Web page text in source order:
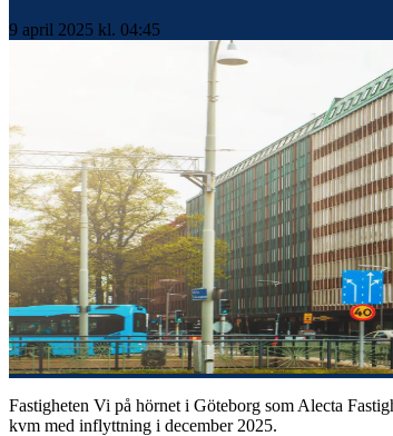
9 april 2025 kl. 04:45
Fastigheten Vi på hörnet i Göteborg som Alecta
kvm med inflyttning i december 2025.